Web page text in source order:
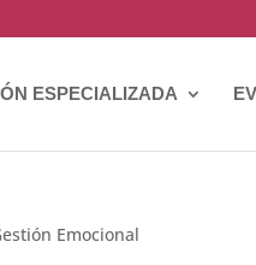
ESPECIALIZADA
Emocional